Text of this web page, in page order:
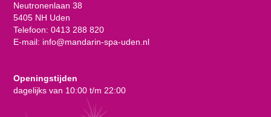
Neutronenlaan 38
5405 NH Uden
Telefoon: 0413 288 820
E-mail: info@mandarin-spa-uden.nl
Openingstijden
dagelijks van 10:00 t/m 22:00